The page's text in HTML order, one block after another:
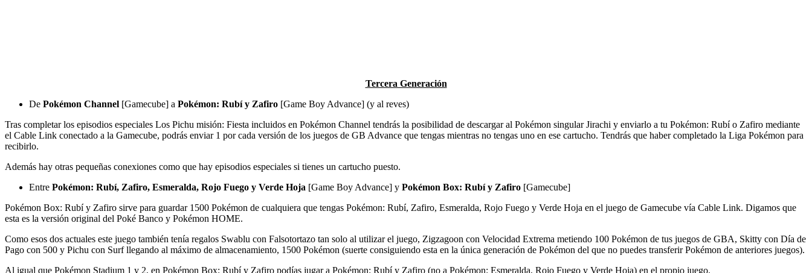
Tercera Generación
De Pokémon Channel [Gamecube] a Pokémon: Rubí y Zafiro [Game Boy Advance] (y al reves)
Tras completar los episodios especiales Los Pichu misión: Fiesta incluidos en Pokémon Channel tendrás la posibilidad de descargar al Pokémon singular Jirachi y enviarlo a tu Pokémon: Rubí o Zafiro mediante
el Cable Link conectado a la Gamecube, podrás enviar 1 por cada versión de los juegos de GB Advance que tengas mientras no tengas uno en ese cartucho. Tendrás que haber completado la Liga Pokémon para
recibirlo.
Además hay otras pequeñas conexiones como que hay episodios especiales si tienes un cartucho puesto.
Entre Pokémon: Rubí, Zafiro, Esmeralda, Rojo Fuego y Verde Hoja [Game Boy Advance] y Pokémon Box: Rubí y Zafiro [Gamecube]
Pokémon Box: Rubí y Zafiro sirve para guardar 1500 Pokémon de cualquiera que tengas Pokémon: Rubí, Zafiro, Esmeralda, Rojo Fuego y Verde Hoja en el juego de Gamecube vía Cable Link. Digamos que
esta es la versión original del Poké Banco y Pokémon HOME.
Como esos dos actuales este juego también tenía regalos Swablu con Falsotortazo tan solo al utilizar el juego, Zigzagoon con Velocidad Extrema metiendo 100 Pokémon de tus juegos de GBA, Skitty con Día de
Pago con 500 y Pichu con Surf llegando al máximo de almacenamiento, 1500 Pokémon (suerte consiguiendo esta en la única generación de Pokémon del que no puedes transferir Pokémon de anteriores juegos).
Al igual que Pokémon Stadium 1 y 2, en Pokémon Box: Rubí y Zafiro podías jugar a Pokémon: Rubí y Zafiro (no a Pokémon: Esmeralda, Rojo Fuego y Verde Hoja) en el propio juego.